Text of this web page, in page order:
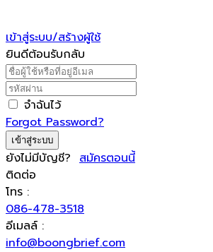
เข้าสู่ระบบ/สร้างผู้ใช้
ยินดีต้อนรับกลับ
จำฉันไว้
Forgot Password?
เข้าสู่ระบบ
ยังไม่มีบัญชี? สมัครตอนนี้
ติดต่อ
โทร :
086-478-3518
อีเมลล์ :
info@boongbrief.com